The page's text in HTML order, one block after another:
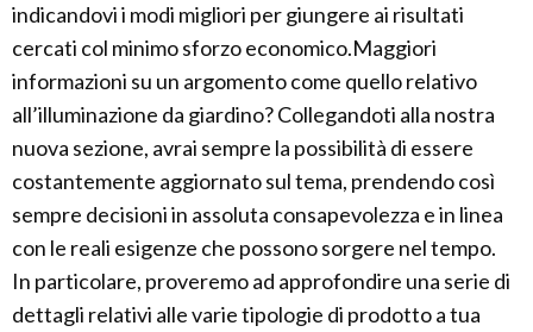
indicandovi i modi migliori per giungere ai risultati
cercati col minimo sforzo economico.Maggiori
informazioni su un argomento come quello relativo
all’illuminazione da giardino? Collegandoti alla nostra
nuova sezione, avrai sempre la possibilità di essere
costantemente aggiornato sul tema, prendendo così
sempre decisioni in assoluta consapevolezza e in linea
con le reali esigenze che possono sorgere nel tempo.
In particolare, proveremo ad approfondire una serie di
dettagli relativi alle varie tipologie di prodotto a tua